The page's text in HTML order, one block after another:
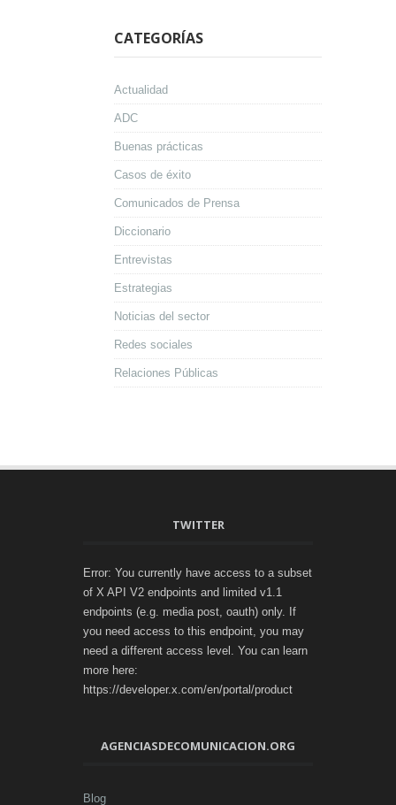
CATEGORÍAS
Actualidad
ADC
Buenas prácticas
Casos de éxito
Comunicados de Prensa
Diccionario
Entrevistas
Estrategias
Noticias del sector
Redes sociales
Relaciones Públicas
TWITTER
Error: You currently have access to a subset
of X API V2 endpoints and limited v1.1
endpoints (e.g. media post, oauth) only. If
you need access to this endpoint, you may
need a different access level. You can learn
more here:
https://developer.x.com/en/portal/product
AGENCIASDECOMUNICACION.ORG
Blog